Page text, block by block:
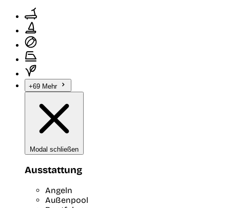
+69 Mehr
Modal schließen
Ausstattung
Angeln
Außenpool